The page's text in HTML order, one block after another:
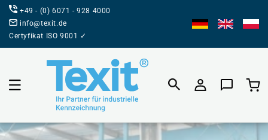
BEZPOŚREDNIO
DO TREŚCI
+49 - (0) 6071 - 928 4000
info@texit.de
Certyfikat ISO 9001 ✓
Koszyk